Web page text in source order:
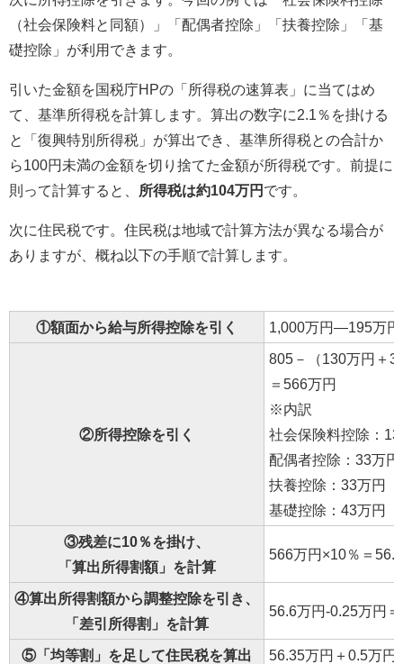
（社会保険料と同額）」「配偶者控除」「扶養控除」「基
礎控除」が利用できます。
引いた金額を国税庁HPの「所得税の速算表」に当てはめ
て、基準所得税を計算します。算出の数字に2.1％を掛ける
と「復興特別所得税」が算出でき、基準所得税との合計か
ら100円未満の金額を切り捨てた金額が所得税です。前提に
則って計算すると、
所得税は約104万円 です。
次に住民税です。住民税は地域で計算方法が異なる場合が
ありますが、概ね以下の手順で計算します。
①額面から給与所得控除を引く 1,000万円―195万
②所得控除を引く
805－（130万円＋
＝566万円
※内訳
社会保険料控除：
配偶者控除：33万円
扶養控除：33万円
基礎控除：43万円
③残差に10％を掛け、
「算出所得割額」を計算
566万円×10％＝
④算出所得割額から調整控除を引き、
「差引所得割」を計算
56.6万円-0.25万円
⑤「均等割」を足して住民税を算出 56.35万円＋0.5万円